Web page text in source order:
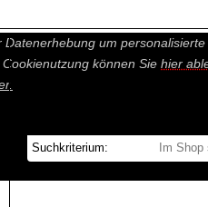
Cookies gesetzt.
um
können Sie hier